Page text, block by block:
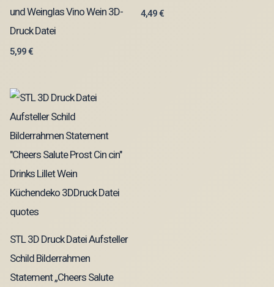
und Weinglas Vino Wein 3D-
Druck Datei
5,99€
4,49€
STL 3D Druck Datei Aufsteller
Schild Bilderrahmen
Statement „Cheers Salute